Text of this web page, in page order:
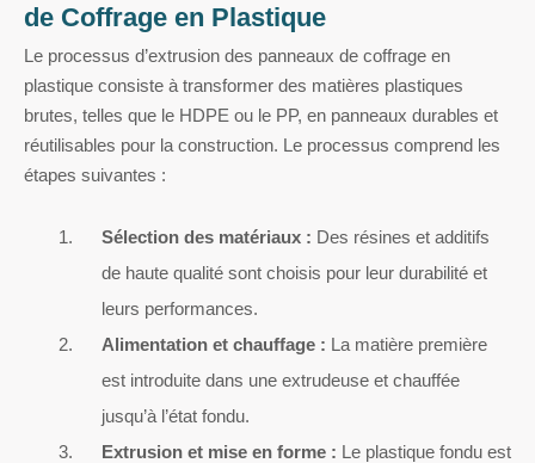
de Coffrage en Plastique
Le processus d’extrusion des panneaux de coffrage en
plastique consiste à transformer des matières plastiques
brutes, telles que le HDPE ou le PP, en panneaux durables et
réutilisables pour la construction. Le processus comprend les
étapes suivantes :
Sélection des matériaux : Des résines et additifs
de haute qualité sont choisis pour leur durabilité et
leurs performances.
Alimentation et chauffage : La matière première
est introduite dans une extrudeuse et chauffée
jusqu’à l’état fondu.
Extrusion et mise en forme : Le plastique fondu est